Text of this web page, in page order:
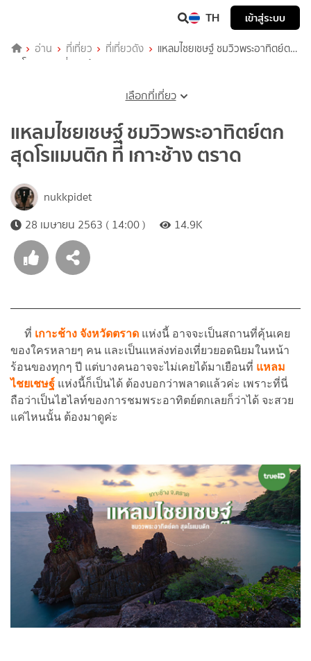
TH เข้าสู่ระบบ
อ่าน ที่เที่ยว ที่เที่ยวดัง
แหลมไชยเชษฐ์ ชมวิวพระอาทิตย์ตก
สุดโรแมนติก ที่ เกาะช้าง ตราด
เลือกที่เที่ยว
แหลมไชยเชษฐ์ ชมวิวพระอาทิตย์ตก
สุดโรแมนติก ที่ เกาะช้าง ตราด
nukkpidet
28 เมษายน 2563 ( 14:00 )
14.9K
ที่ เกาะช้าง จังหวัดตราด แห่งนี้ อาจจะเป็นสถานที่คุ้นเคย
ของใครหลายๆ คน และเป็นแหล่งท่องเที่ยวยอดนิยมในหน้า
ร้อนของทุกๆ ปี แต่บางคนอาจจะไม่เคยได้มาเยือนที่ แหลม
ไชยเชษฐ์ แห่งนี้ก็เป็นได้ ต้องบอกว่าพลาดแล้วค่ะ เพราะที่นี่
ถือว่าเป็นไฮไลท์ของการชมพระอาทิตย์ตกเลยก็ว่าได้ จะสวย
แค่ไหนนั้น ต้องมาดูค่ะ